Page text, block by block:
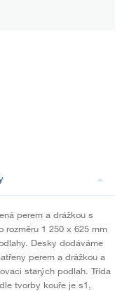
perem a drážkou s
rozměru 1 250 x 625 mm
Desky dodáváme
perem a drážkou a
starých podlah. Třída
tvorby kouře je s1,